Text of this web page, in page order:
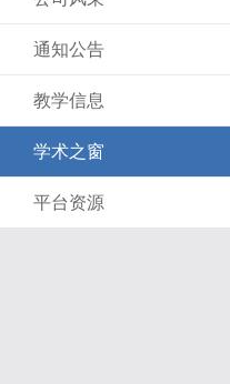
通知公告
教学信息
学术之窗
平台资源